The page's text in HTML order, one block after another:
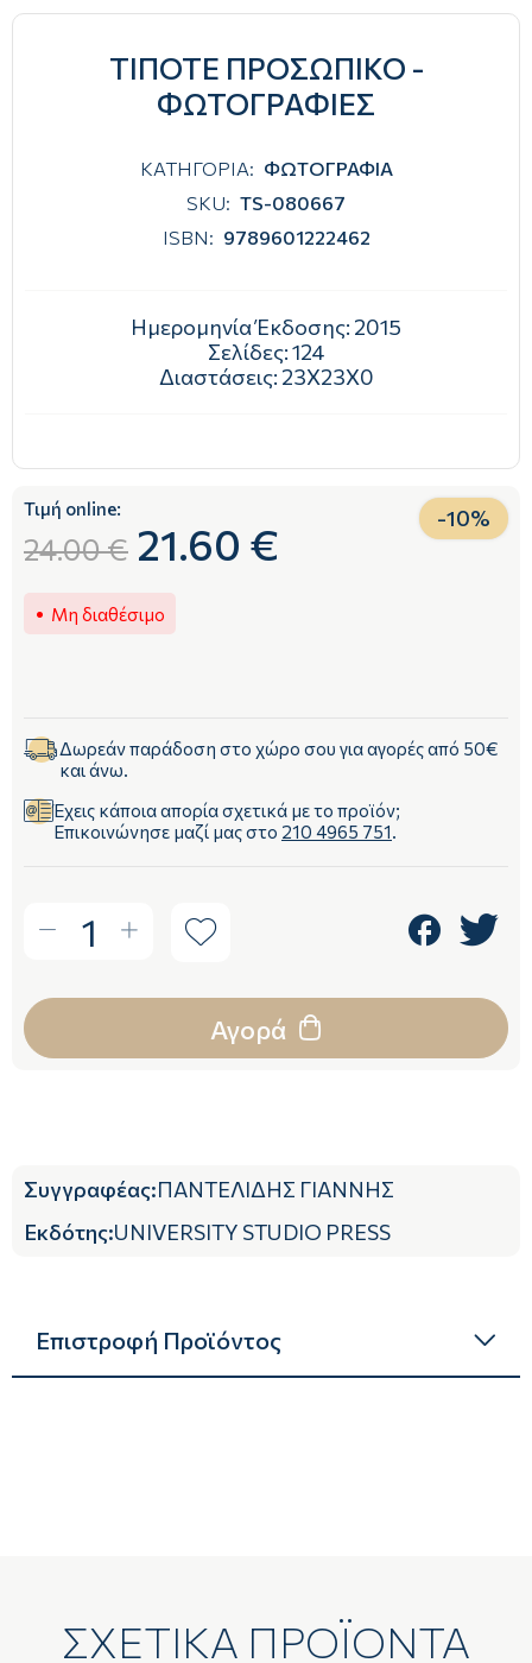
ΤΙΠΟΤΕ ΠΡΟΣΩΠΙΚΟ -
ΦΩΤΟΓΡΑΦΙΕΣ
ΚΑΤΗΓΟΡΙΑ: ΦΩΤΟΓΡΑΦΙΑ
SKU: TS-080667
ISBN: 9789601222462
Ημερομηνία Έκδοσης: 2015
Σελίδες:124
Διαστάσεις: 23Χ23Χ0
Τιμή online:
24.00 € 21.60 € -10%
Μη διαθέσιμο
Δωρεάν παράδοση στο χώρο σου για αγορές από 50€
και άνω.
Έχεις κάποια απορία σχετικά με το προϊόν;
Επικοινώνησε μαζί μας στο 210 4965 751
1
Αγορά
Συγγραφέας:ΠΑΝΤΕΛΙΔΗΣ ΓΙΑΝΝΗΣ
Εκδότης:UNIVERSITY STUDIO PRESS
Επιστροφή Προϊόντος
ΣΧΕΤΙΚΑ ΠΡΟΪΟΝΤΑ